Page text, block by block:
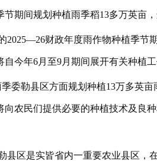
节期间规划种植雨季稻13多万英亩
2025—26财政年度雨作物种植季节
自今年6月至9月期间展开有关种植工
季委勒县区方面规划种植13万多英
向农民们提供必要的种植技术及良
县区是实皆省内一重要农业县区，